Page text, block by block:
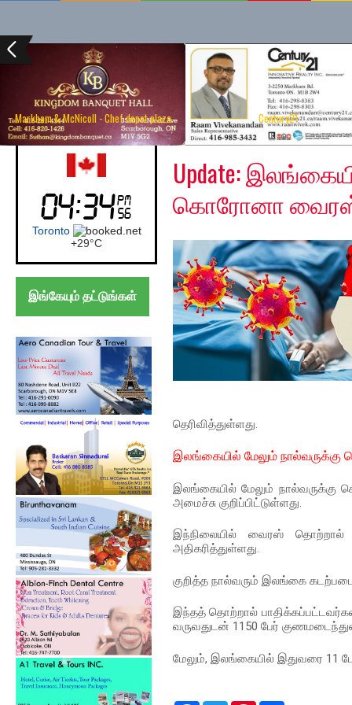
Markham & McNicoll - Chef depot plaza Century21
Canada (Toronto)
Toronto
+29°C
இங்கேயும் தட்டுங்கள்
Friday, June 12, 2020
Update:
கொரோனா
தெரிவித்துள்ளது.
இலங்கையில் மேலும்
இலங்கையில் மேலும் நால்வருக்கு
அமைச்சு குறிப்பிட்டுள்ளது.
இந்நிலையில் வைரஸ்
அதிகரித்துள்ளது.
குறித்த நால்வரும் இலங்கை
இந்தத் தொற்றால்
வருவதுடன் 1150 பேர்
மேலும், இலங்கையில் இதுவரை 11